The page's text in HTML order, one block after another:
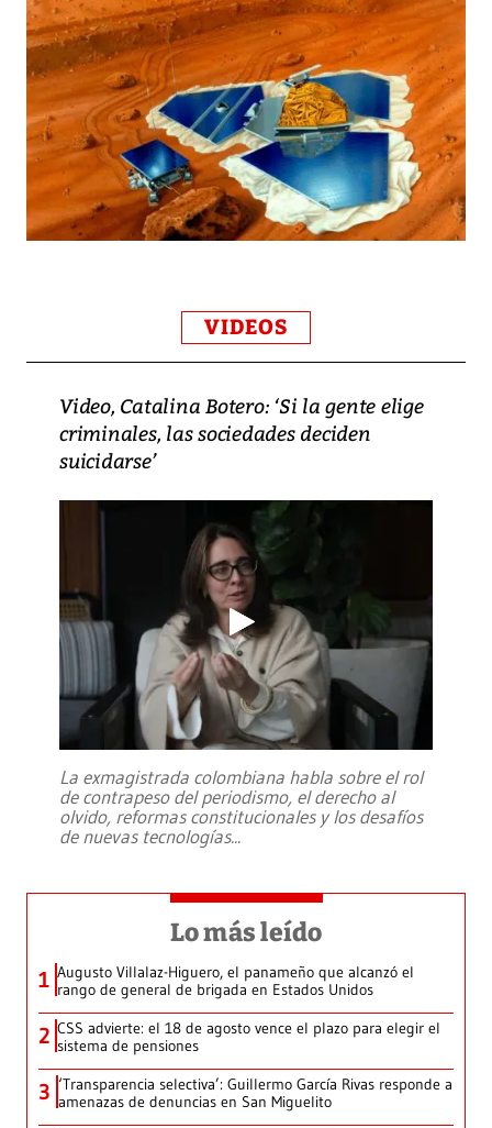
VIDEOS
Video, Catalina Botero: ‘Si la gente elige
criminales, las sociedades deciden
suicidarse’
La exmagistrada colombiana habla sobre el rol
de contrapeso del periodismo, el derecho al
olvido, reformas constitucionales y los desafíos
de nuevas tecnologías...
Lo más leído
1 Augusto Villalaz-Higuero, el panameño que alcanzó el
rango de general de brigada en Estados Unidos
2 CSS advierte: el 18 de agosto vence el plazo para elegir el
sistema de pensiones
3 ‘Transparencia selectiva’: Guillermo García Rivas responde a
amenazas de denuncias en San Miguelito